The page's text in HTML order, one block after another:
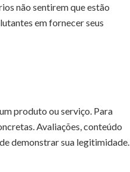
não sentirem que estão
em fornecer seus
produto ou serviço. Para
Avaliações, conteúdo
demonstrar sua legitimidade.